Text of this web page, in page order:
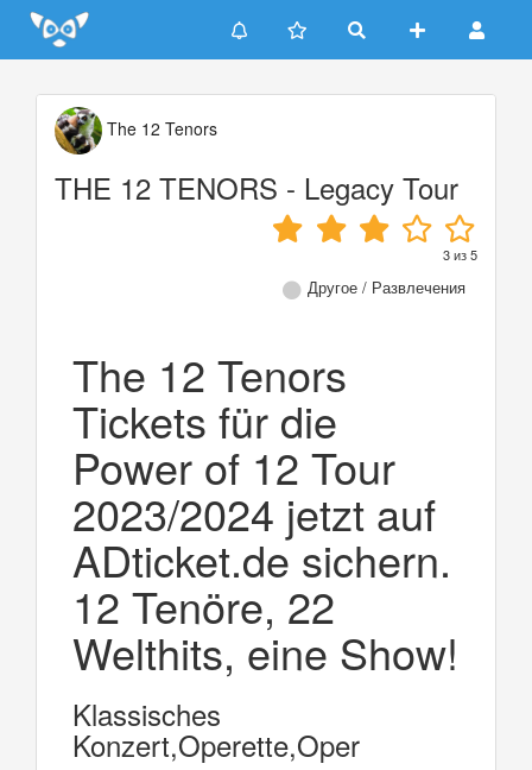
Update cookies preferences
The 12 Tenors
THE 12 TENORS - Legacy Tour
3из5
Другое / Развлечения
The 12 Tenors
Tickets für die
Power of 12 Tour
2023/2024 jetzt auf
ADticket.de sichern.
12 Tenöre, 22
Welthits, eine Show!
Klassisches
Konzert,Operette,Oper